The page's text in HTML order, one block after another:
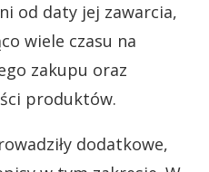
od daty jej zawarcia,
wiele czasu na
zakupu oraz
produktów.
dodatkowe,